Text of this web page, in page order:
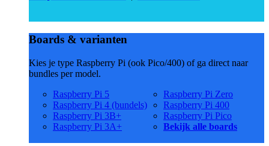
Boards & varianten
Kies je type Raspberry Pi (ook Pico/400) of ga direct naar
bundles per model.
Raspberry Pi 5
Raspberry Pi 4 (bundels)
Raspberry Pi 3B+
Raspberry Pi 3A+
Raspberry Pi Zero
Raspberry Pi 400
Raspberry Pi Pico
Bekijk alle boards